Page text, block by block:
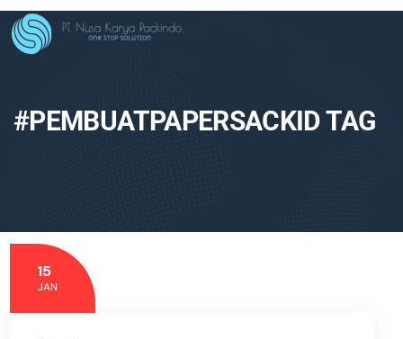
#PEMBUATPAPERSACKID TAG
15
JAN